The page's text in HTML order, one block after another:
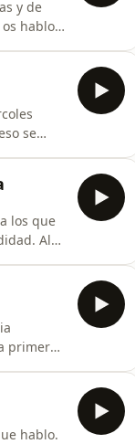
y de
hablo
se
los que
Algo
primera
hablo.